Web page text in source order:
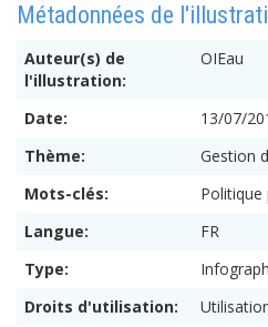
Métadonnées de
Auteur(s) de
l'illustration:
OIEau
Date:
13/07/
Thème:
Gestion
Mots-clés:
Politique
Langue:
FR
Type:
Droits d'utilisation: